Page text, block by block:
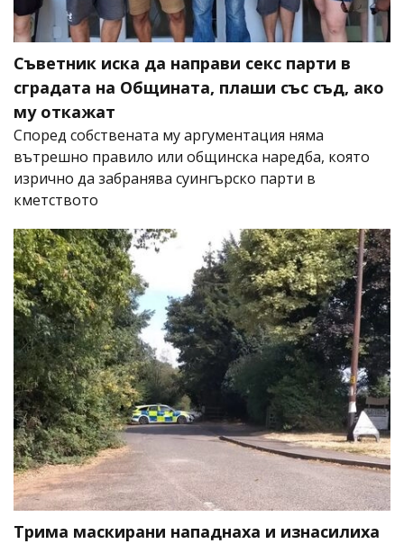
Съветник иска да направи секс парти в
сградата на Общината, плаши със съд, ако
му откажат
Според собствената му аргументация няма
вътрешно правило или общинска наредба, която
изрично да забранява суингърско парти в
кметството
Трима маскирани нападнаха и изнасилиха